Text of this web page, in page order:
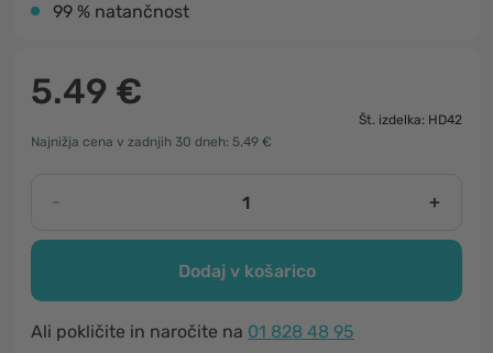
99 % natančnost
5.49 €
Št. izdelka: HD42
Najnižja cena v zadnjih 30 dneh: 5.49 €
- +
Dodaj v košarico
Ali pokličite in naročite na 01 828 48 95